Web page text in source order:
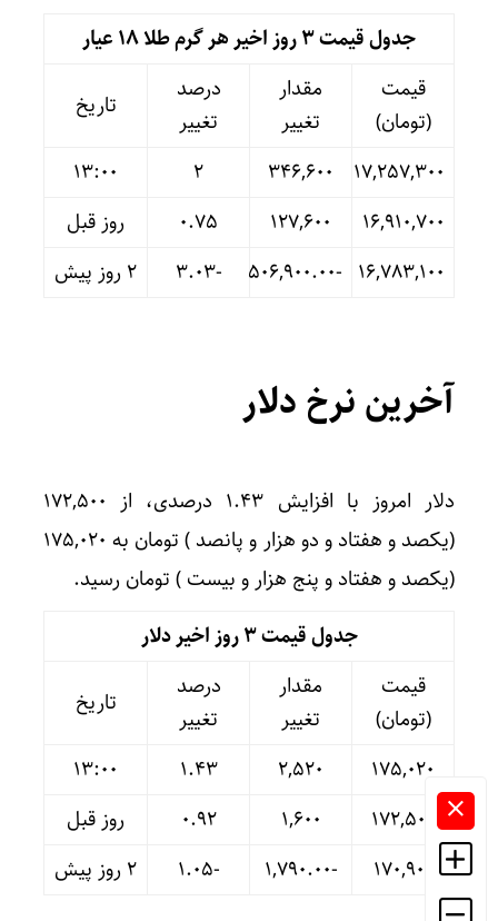
جدول قیمت 3 روز اخیر هر گرم طلا ۱۸ عیار
قیمت
(تومان)
مقدار
تغییر
درصد
تغییر
تاریخ
۱۷,۲۵۷,۳۰۰
۳۴۶,۶۰۰ ۲
13:00
۱۶,۹۱۰,۷۰۰
۱۲۷,۶۰۰ ۰.۷۵
روز قبل
۱۶,۷۸۳,۱۰۰ -۵۰۶,۹۰۰.۰۰ -۳.۰۳ ۲ روز پیش
آخرین نرخ دلار
دلار امروز با افزایش ۱.۴۳ درصدی، از ۱۷۲,۵۰۰
(یکصد و هفتاد و دو هزار و پانصد ) تومان به ۱۷۵,۰۲۰
(یکصد و هفتاد و پنج هزار و بیست ) تومان رسید.
جدول قیمت 3 روز اخیر دلار
قیمت
(تومان)
مقدار
تغییر
درصد
تغییر
تاریخ
۱۷۵,۰۲۰
۲,۵۲۰ ۱.۴۳
13:00
۱۷۲,۵۰۰
۱,۶۰۰ ۰.۹۲
روز قبل
۱۷۰,۹۰۰
-۱,۷۹۰.۰۰ -۱.۰۵ ۲ روز پیش